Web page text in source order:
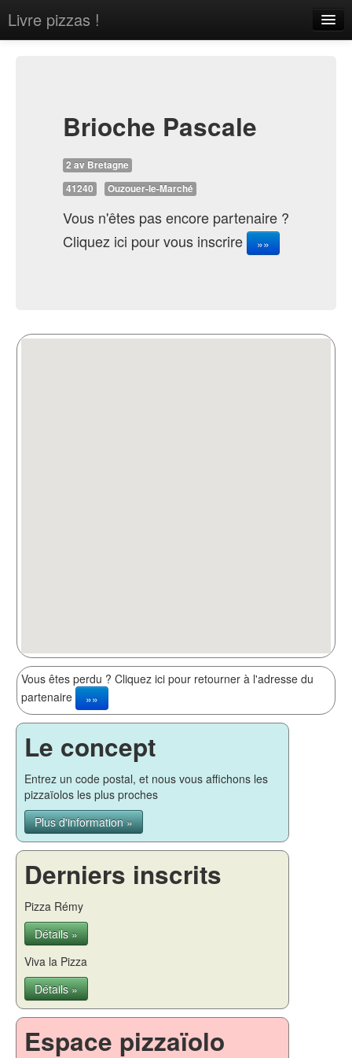
Livre pizzas !
Sign in
Brioche Pascale
2 av Bretagne
41240
Ouzouer-le-Marché
Vous n'êtes pas encore partenaire ?
Cliquez ici pour vous inscrire
»»
Vous êtes perdu ? Cliquez ici pour retourner à l'adresse du
partenaire
»»
Le concept
Entrez un code postal, et nous vous affichons les
pizzaïolos les plus proches
Plus d'information »
Derniers inscrits
Pizza Rémy
Détails »
Viva la Pizza
Détails »
Espace pizzaïolo